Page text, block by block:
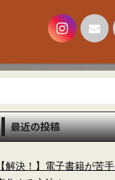
最近の投稿
【解決！】電子書籍が苦